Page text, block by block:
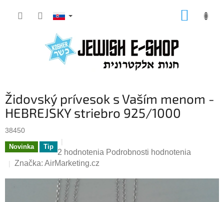
Židovský prívesok s Vaším menom -
HEBREJSKY striebro 925/1000
38450
Novinka Tip
Priemerné
hodnotenie
je
5,0
2 hodnotenia Podrobnosti hodnotenia
Značka: AirMarketing.cz